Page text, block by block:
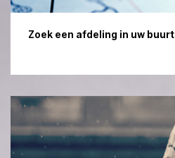
Zoek een afdeling in uw buurt